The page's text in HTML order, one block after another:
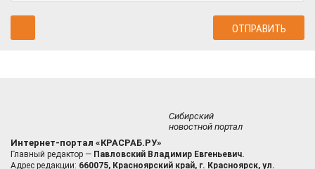
Сибирский
новостной портал
Интернет-портал «КРАСРАБ.РУ»
Главный редактор — Павловский Владимир Евгеньевич.
Адрес редакции: 660075, Красноярский край, г. Красноярск, ул.